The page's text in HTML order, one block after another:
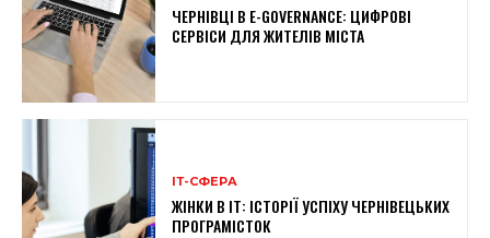
ЧЕРНІВЦІ В E-GOVERNANCE: ЦИФРОВІ
СЕРВІСИ ДЛЯ ЖИТЕЛІВ МІСТА
ІТ-СФЕРА
ЖІНКИ В ІТ: ІСТОРІЇ УСПІХУ ЧЕРНІВЕЦЬКИХ
ПРОГРАМІСТОК